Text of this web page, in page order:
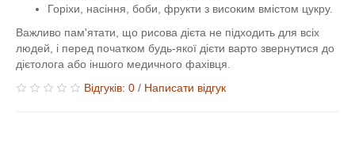
Горіхи, насіння, боби, фрукти з високим вмістом цукру.
Важливо пам'ятати, що рисова дієта не підходить для всіх
людей, і перед початком будь-якої дієти варто звернутися до
дієтолога або іншого медичного фахівця.
Відгуків: 0/ Написати відгук